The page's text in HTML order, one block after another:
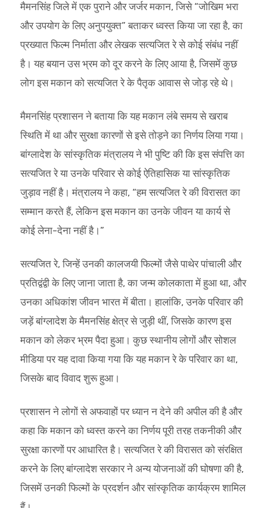
मैमनसिंह जिले में एक पुराने और जर्जर मकान, जिसे “जोखिम भरा
और उपयोग के लिए अनुपयुक्त” बताकर ध्वस्त किया जा रहा है, का
प्रख्यात फिल्म निर्माता और लेखक सत्यजित रे से कोई संबंध नहीं
है। यह बयान उस भ्रम को दूर करने के लिए आया है, जिसमें कुछ
लोग इस मकान को सत्यजित रे के पैतृक आवास से जोड़ रहे थे।
मैमनसिंह प्रशासन ने बताया कि यह मकान लंबे समय से खराब
स्थिति में था और सुरक्षा कारणों से इसे तोड़ने का निर्णय लिया गया।
बांग्लादेश के सांस्कृतिक मंत्रालय ने भी पुष्टि की कि इस संपत्ति का
सत्यजित रे या उनके परिवार से कोई ऐतिहासिक या सांस्कृतिक
जुड़ाव नहीं है। मंत्रालय ने कहा, “हम सत्यजित रे की विरासत का
सम्मान करते हैं, लेकिन इस मकान का उनके जीवन या कार्य से
कोई लेना-देना नहीं है।”
सत्यजित रे, जिन्हें उनकी कालजयी फिल्मों जैसे पाथेर पांचाली और
प्रतिद्वंद्वी के लिए जाना जाता है, का जन्म कोलकाता में हुआ था, और
उनका अधिकांश जीवन भारत में बीता। हालांकि, उनके परिवार की
जड़ें बांग्लादेश के मैमनसिंह क्षेत्र से जुड़ी थीं, जिसके कारण इस
मकान को लेकर भ्रम पैदा हुआ। कुछ स्थानीय लोगों और सोशल
मीडिया पर यह दावा किया गया कि यह मकान रे के परिवार का था,
जिसके बाद विवाद शुरू हुआ।
प्रशासन ने लोगों से अफवाहों पर ध्यान न देने की अपील की है और
कहा कि मकान को ध्वस्त करने का निर्णय पूरी तरह तकनीकी और
सुरक्षा कारणों पर आधारित है। सत्यजित रे की विरासत को संरक्षित
करने के लिए बांग्लादेश सरकार ने अन्य योजनाओं की घोषणा की है,
जिसमें उनकी फिल्मों के प्रदर्शन और सांस्कृतिक कार्यक्रम शामिल